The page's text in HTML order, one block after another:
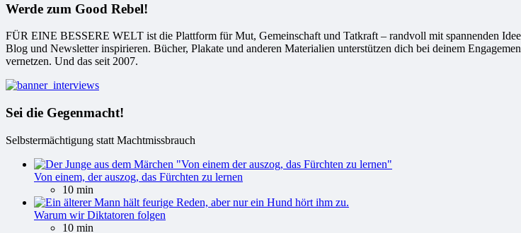
Werde zum Good Rebel!
FÜR EINE BESSERE WELT ist die Plattform für Mut, Gemeinschaft und Tatkraft – randvoll mit spannenden
Blog und Newsletter inspirieren. Bücher, Plakate und anderen Materialien unterstützen dich bei deinem
vernetzen. Und das seit 2007.
Sei die Gegenmacht!
Selbstermächtigung statt Machtmissbrauch
Von einem, der auszog, das Fürchten zu lernen
10 min
Warum wir Diktatoren folgen
10 min